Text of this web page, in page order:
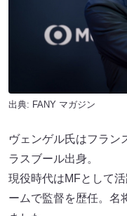
出典: FANY マガジン
ヴェンゲル氏はフラン
ラスブール出身。
現役時代はMFとして
ームで監督を歴任。名